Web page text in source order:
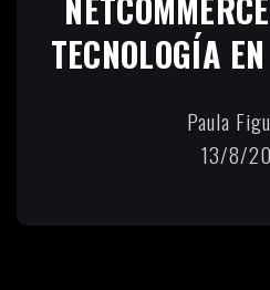
TECNOLOGÍA
Paula
13/8/